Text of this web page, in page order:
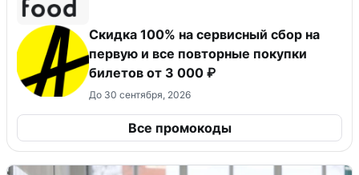
Скидка 100% на сервисный сбор на
первую и все повторные покупки
билетов от 3 000 ₽
До 30 сентября, 2026
Все промокоды